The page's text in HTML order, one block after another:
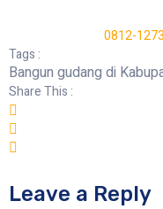
0812-
Tags :
Bangun gudang di
Share This :
Leave a Reply